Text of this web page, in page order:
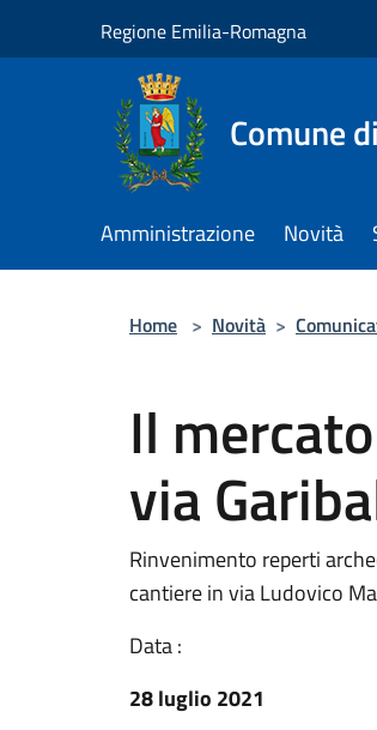
Regione Emilia-Romagna
Comune
Amministrazione Novità
Home > Novità >
Il
via
Rinvenimento reperti
cantiere in via Ludovico
Data :
28 luglio 2021